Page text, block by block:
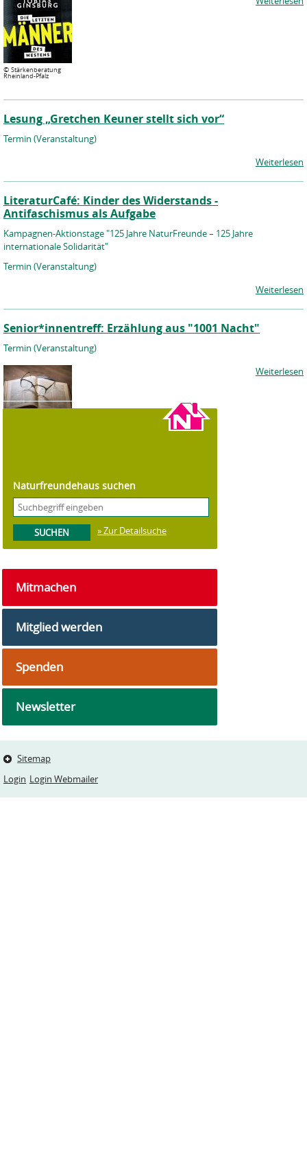
© Stärkenberatung
Rheinland-Pfalz
Lesung „Gretchen Keuner stellt sich vor“
Termin (Veranstaltung)
Weiterlesen
LiteraturCafé: Kinder des Widerstands -
Antifaschismus als Aufgabe
Kampagnen-Aktionstage "125 Jahre NaturFreunde – 125 Jahre
internationale Solidarität"
Termin (Veranstaltung)
Weiterlesen
Senior*innentreff: Erzählung aus "1001 Nacht"
Termin (Veranstaltung)
Weiterlesen
Naturfreundehaus suchen
» Zur Detailsuche
Mitmachen
Mitglied werden
Spenden
Newsletter
Sitemap
Login Login Webmailer